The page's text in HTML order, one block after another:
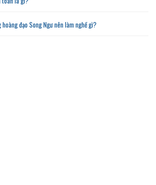
hoàng đạo Song Ngư nên làm nghề gì?